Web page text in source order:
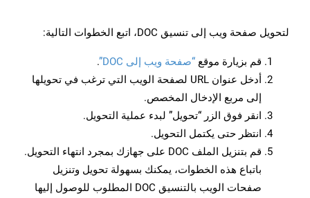
لتحويل صفحة ويب إلى تنسيق DOC، اتبع الخطوات التالية:
قم بزيارة موقع “صفحة ويب إلى DOC”
.
أدخل عنوان URL لصفحة الويب التي ترغب في تحويلها
إلى مربع الإدخال المخصص.
انقر فوق الزر “تحويل” لبدء عملية التحويل.
انتظر حتى يكتمل التحويل.
قم بتنزيل الملف DOC على جهازك بمجرد انتهاء التحويل.
باتباع هذه الخطوات، يمكنك بسهولة تحويل وتنزيل
صفحات الويب بالتنسيق DOC المطلوب للوصول إليها